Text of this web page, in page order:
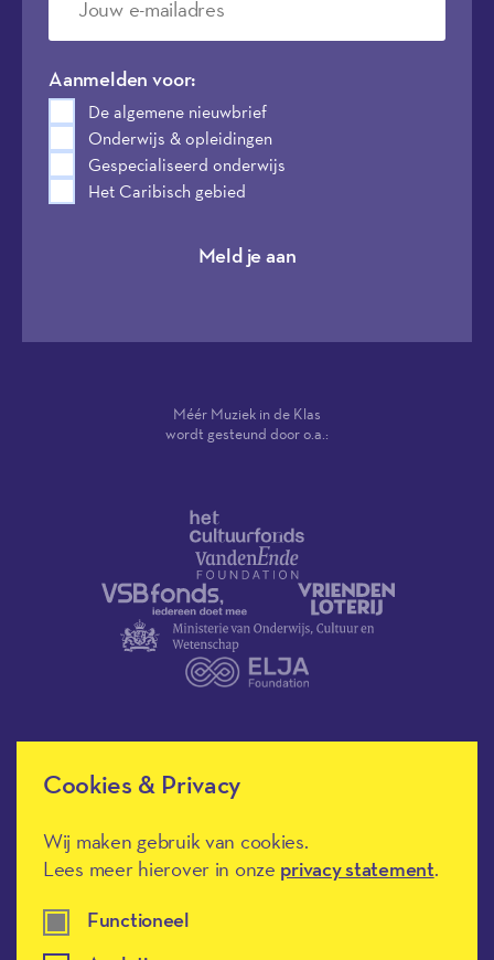
Cookies & Privacy
Wij maken gebruik van cookies.
Lees meer hierover in onze privacy statement.
Functioneel
Aanmelden voor:
De algemene nieuwbrief
Onderwijs & opleidingen
Gespecialiseerd onderwijs
Het Caribisch gebied
Meld je aan
Méér Muziek in de Klas
wordt gesteund door o.a.:
Méér Muziek in de Klas heeft de
culturele ANBI-status en is een